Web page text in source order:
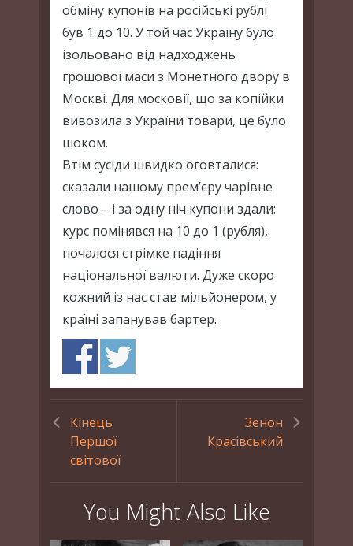
обміну купонів на російські рублі
був 1 до 10. У той час Україну було
ізольовано від надходжень
грошової маси з Монетного двору в
Москві. Для московії, що за копійки
вивозила з України товари, це було
шоком.
Втім сусіди швидко оговталися:
сказали нашому прем’єру чарівне
слово – і за одну ніч купони здали:
курс помінявся на 10 до 1 (рубля),
почалося стрімке падіння
національної валюти. Дуже скоро
кожний із нас став мільйонером, у
країні запанував бартер.
Кінець
Першої
світової
Зенон
Красівський
You Might Also Like